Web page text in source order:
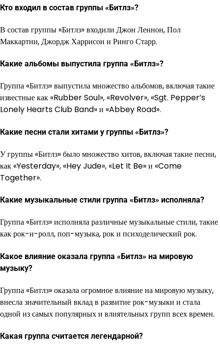
Кто входил в состав группы «Битлз»?
В состав группы «Битлз» входили Джон Леннон, Пол
Маккартни, Джордж Харрисон и Ринго Старр.
Какие альбомы выпустила группа «Битлз»?
Группа «Битлз» выпустила множество альбомов, включая такие
известные как «Rubber Soul», «Revolver», «Sgt. Pepper’s
Lonely Hearts Club Band» и «Abbey Road».
Какие песни стали хитами у группы «Битлз»?
У группы «Битлз» было множество хитов, включая такие песни,
как «Yesterday», «Hey Jude», «Let It Be» и «Come
Together».
Какие музыкальные стили группа «Битлз» исполняла?
Группа «Битлз» исполняла различные музыкальные стили, такие
как рок-н-ролл, поп-музыка, рок и психоделический рок.
Какое влияние оказала группа «Битлз» на мировую
музыку?
Группа «Битлз» оказала огромное влияние на мировую музыку,
внесла значительный вклад в развитие рок-музыки и стала
одной из самых популярных и влиятельных групп всех времен.
Какая группа считается легендарной?